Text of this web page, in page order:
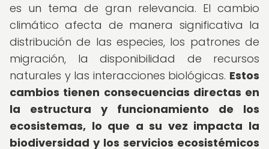
es un tema de gran relevancia. El cambio
climático afecta de manera significativa la
distribución de las especies, los patrones de
migración, la disponibilidad de recursos
naturales y las interacciones biológicas. Estos
cambios tienen consecuencias directas en
la estructura y funcionamiento de los
ecosistemas, lo que a su vez impacta la
biodiversidad y los servicios ecosistémicos